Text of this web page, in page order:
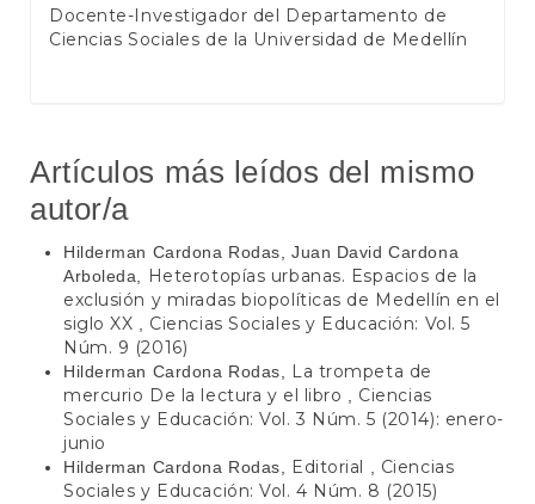
Docente-Investigador del Departamento de
Ciencias Sociales de la Universidad de Medellín
Artículos más leídos del mismo
autor/a
Hilderman Cardona Rodas, Juan David Cardona
Arboleda,
Heterotopías urbanas. Espacios de la
exclusión y miradas biopolíticas de Medellín en el
siglo XX
Ciencias Sociales y Educación: Vol. 5
Núm. 9 (2016)
Hilderman Cardona Rodas,
La trompeta de
mercurio De la lectura y el libro
Ciencias
Sociales y Educación: Vol. 3 Núm. 5 (2014): enero-
junio
Hilderman Cardona Rodas, Editorial
Ciencias
Sociales y Educación: Vol. 4 Núm. 8 (2015)